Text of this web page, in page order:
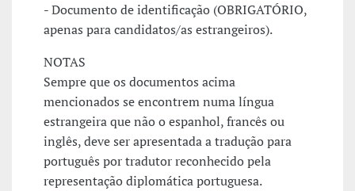
- Documento de identificação (OBRIGATÓRIO,
apenas para candidatos/as estrangeiros).
NOTAS
Sempre que os documentos acima
mencionados se encontrem numa língua
estrangeira que não o espanhol, francês ou
inglês, deve ser apresentada a tradução para
português por tradutor reconhecido pela
representação diplomática portuguesa.